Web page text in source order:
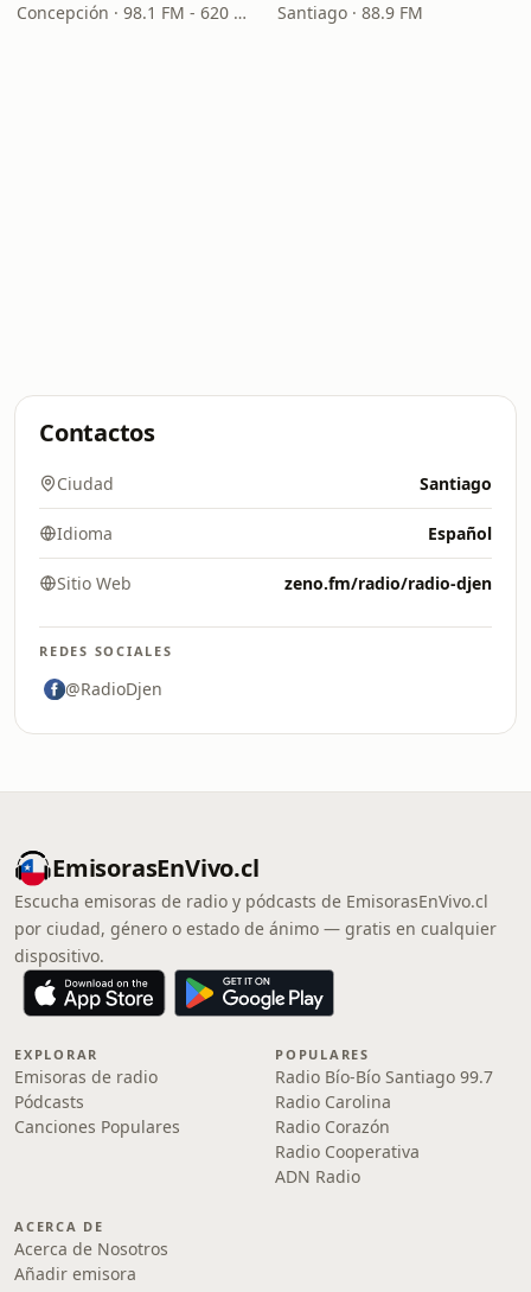
Concepción · 98.1 FM - 620 AM Santiago · 88.9 FM
Contactos
Ciudad Santiago
Idioma Español
Sitio Web zeno.fm/radio/radio-djen
REDES SOCIALES
@RadioDjen
EmisorasEnVivo.cl
Escucha emisoras de radio y pódcasts de EmisorasEnVivo.cl
por ciudad, género o estado de ánimo — gratis en cualquier
dispositivo.
EXPLORAR
Emisoras de radio
Pódcasts
Canciones Populares
POPULARES
Radio Bío-Bío Santiago 99.7
Radio Carolina
Radio Corazón
Radio Cooperativa
ADN Radio
ACERCA DE
Acerca de Nosotros
Añadir emisora